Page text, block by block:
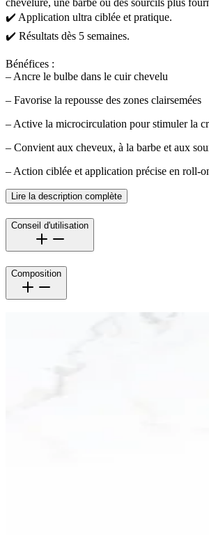
chevelure, une barbe ou des sourcils plus
✔️ Application ultra ciblée et pratique.
✔️ Résultats dès 5 semaines.
Bénéfices :
– Ancre le bulbe dans le cuir chevelu
– Favorise la repousse des zones clairsemées
– Active la microcirculation pour stimuler la
– Convient aux cheveux, à la barbe et aux
– Action ciblée et application précise en roll-
Lire la description complète
Conseil d'utilisation
Composition